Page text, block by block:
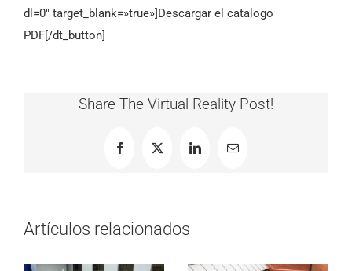
dl=0″ target_blank=»true»]Descargar el catalogo
PDF[/dt_button]
Share The Virtual Reality Post!
Facebook
X LinkedInCorreo
Artículos relacionados